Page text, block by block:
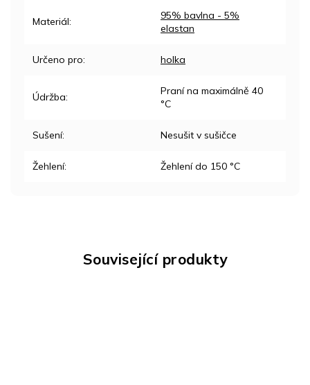
Související produkty
Materiál:
95% bavlna - 5%
elastan
Určeno pro: holka
Údržba:
Praní na maximálně 40
°C
Sušení: Nesušit v sušičce
Žehlení: Žehlení do 150 °C